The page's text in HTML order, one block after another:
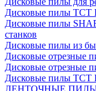
Дисковые пилы ТСТ
Дисковые пилы
станков
Дисковые пилы из
Дисковые отрезные
Дисковые отрезные
Дисковые пилы ТСТ
ЛЕНТОЧНЫЕ